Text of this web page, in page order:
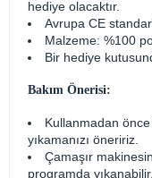
hediye olacaktır.
Avrupa CE
Malzeme: %100
Bir hediye
Bakım Önerisi:
Kullanmadan
yıkamanızı öneririz.
Çamaşır
programda yıkanabilir.